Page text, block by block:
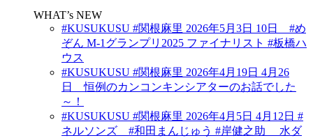
WHAT’s NEW
#KUSUKUSU #関根麻里 2026年5月3日 10日 #め
ぞん M-1グランプリ2025 ファイナリスト #板橋ハ
ウス
#KUSUKUSU #関根麻里 2026年4月19日 4月26
日 恒例のカンコンキンシアターのお話でした
～！
#KUSUKUSU #関根麻里 2026年4月5日 4月12日 #
ネルソンズ #和田まんじゅう #岸健之助 水ダ